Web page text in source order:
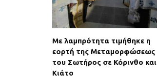
Με λαμπρότητα τιμήθηκε η
εορτή της Μεταμορφώσεως
του Σωτήρος σε Κόρινθο και
Κιάτο